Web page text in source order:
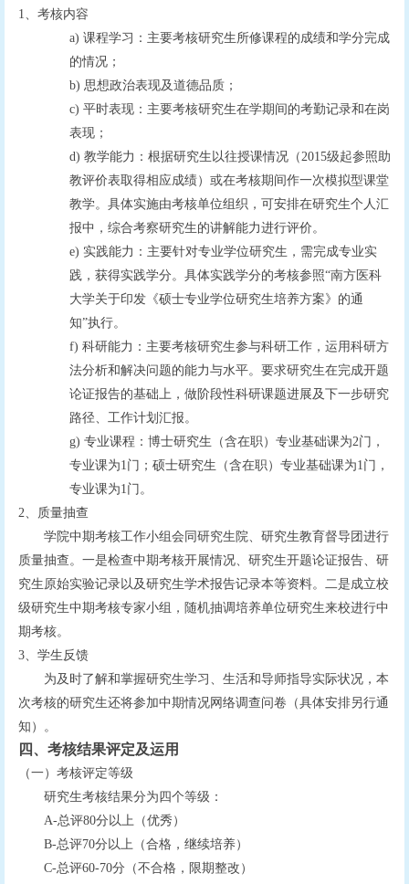
1、考核内容
a) 课程学习：主要考核研究生所修课程的成绩和学分完成
的情况；
b) 思想政治表现及道德品质；
c) 平时表现：主要考核研究生在学期间的考勤记录和在岗
表现；
d) 教学能力：根据研究生以往授课情况（2015级起参照助
教评价表取得相应成绩）或在考核期间作一次模拟型课堂
教学。具体实施由考核单位组织，可安排在研究生个人汇
报中，综合考察研究生的讲解能力进行评价。
e) 实践能力：主要针对专业学位研究生，需完成专业实
践，获得实践学分。具体实践学分的考核参照“南方医科
大学关于印发《硕士专业学位研究生培养方案》的通
知”执行。
f) 科研能力：主要考核研究生参与科研工作，运用科研方
法分析和解决问题的能力与水平。要求研究生在完成开题
论证报告的基础上，做阶段性科研课题进展及下一步研究
路径、工作计划汇报。
g) 专业课程：博士研究生（含在职）专业基础课为2门，
专业课为1门；硕士研究生（含在职）专业基础课为1门，
专业课为1门。
2、质量抽查
学院中期考核工作小组会同研究生院、研究生教育督导团进行
质量抽查。一是检查中期考核开展情况、研究生开题论证报告、研
究生原始实验记录以及研究生学术报告记录本等资料。二是成立校
级研究生中期考核专家小组，随机抽调培养单位研究生来校进行中
期考核。
3、学生反馈
为及时了解和掌握研究生学习、生活和导师指导实际状况，本
次考核的研究生还将参加中期情况网络调查问卷（具体安排另行通
知）。
四、 考核结果评定及运用
（一）考核评定等级
研究生考核结果分为四个等级：
A-总评80分以上（优秀）
B-总评70分以上（合格，继续培养）
C-总评60-70分（不合格，限期整改）